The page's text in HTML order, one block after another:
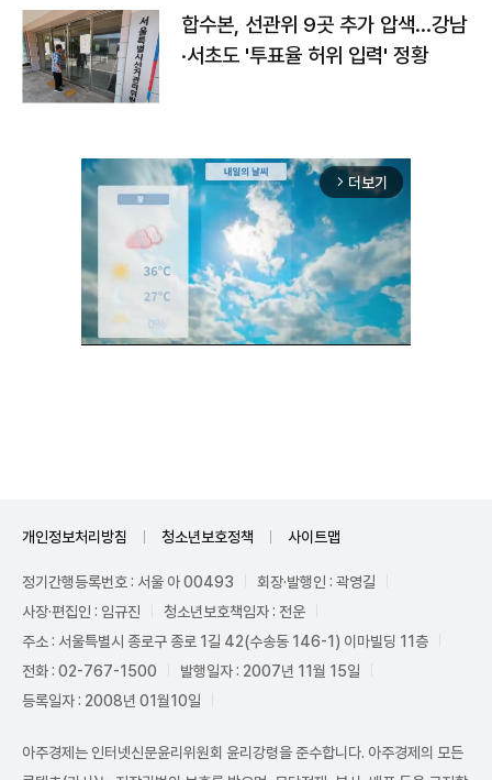
합수본, 선관위 9곳 추가 압색…강남
·서초도 '투표율 허위 입력' 정황
arrow_forward_ios 더보기
개인정보처리방침 청소년보호정책 사이트맵
정기간행등록번호 : 서울 아 00493
회장·발행인 : 곽영길
사장·편집인 : 임규진
청소년보호책임자 : 전운
주소 : 서울특별시 종로구 종로 1길 42(수송동 146-1) 이마빌딩 11층
전화 : 02-767-1500
발행일자 : 2007년 11월 15일
등록일자 : 2008년 01월10일
아주경제는 인터넷신문윤리위원회 윤리강령을 준수합니다. 아주경제의 모든